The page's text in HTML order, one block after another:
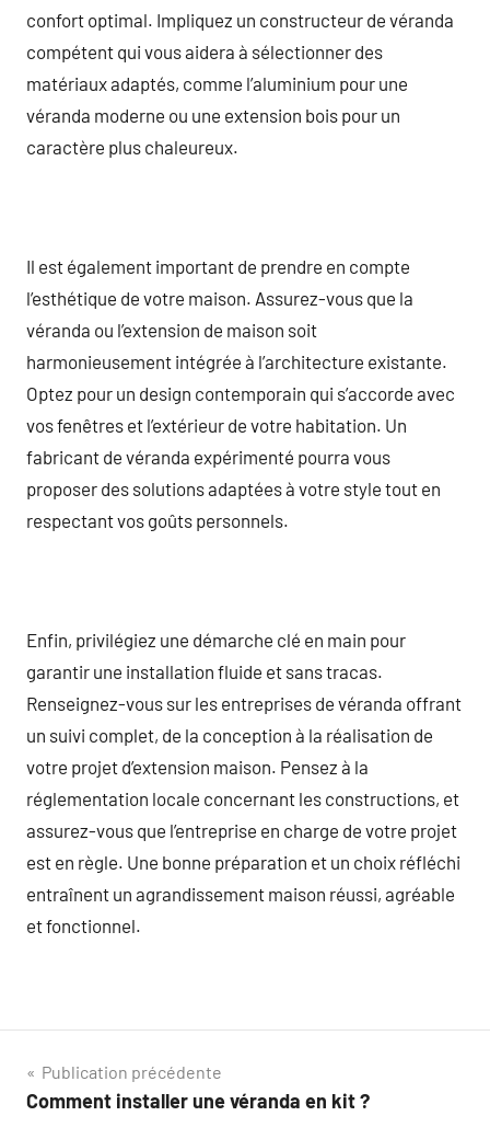
confort optimal. Impliquez un constructeur de véranda
compétent qui vous aidera à sélectionner des
matériaux adaptés, comme l’aluminium pour une
véranda moderne ou une extension bois pour un
caractère plus chaleureux.
Il est également important de prendre en compte
l’esthétique de votre maison. Assurez-vous que la
véranda ou l’extension de maison soit
harmonieusement intégrée à l’architecture existante.
Optez pour un design contemporain qui s’accorde avec
vos fenêtres et l’extérieur de votre habitation. Un
fabricant de véranda expérimenté pourra vous
proposer des solutions adaptées à votre style tout en
respectant vos goûts personnels.
Enfin, privilégiez une démarche clé en main pour
garantir une installation fluide et sans tracas.
Renseignez-vous sur les entreprises de véranda offrant
un suivi complet, de la conception à la réalisation de
votre projet d’extension maison. Pensez à la
réglementation locale concernant les constructions, et
assurez-vous que l’entreprise en charge de votre projet
est en règle. Une bonne préparation et un choix réfléchi
entraînent un agrandissement maison réussi, agréable
et fonctionnel.
Navigation
de
Publication précédente
Comment installer une véranda en kit ?